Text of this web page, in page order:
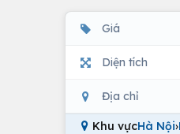
Giá
Diện tích
Địa chỉ
Khu vựcHà Nội›